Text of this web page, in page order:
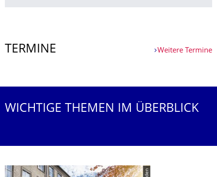
TERMINE Weitere Termine
WICHTIGE THEMEN IM ÜBERBLICK